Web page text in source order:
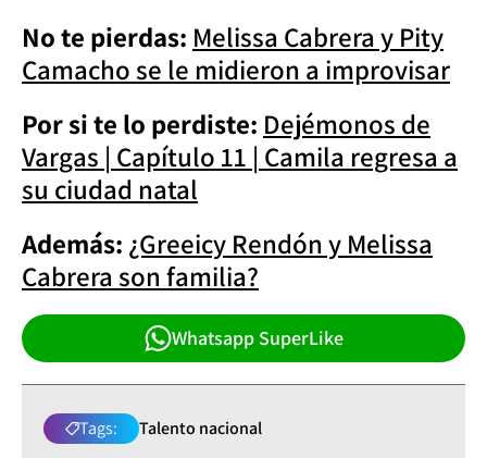
No te pierdas: Melissa Cabrera y Pity
Camacho se le midieron a improvisar
Por si te lo perdiste: Dejémonos de
Vargas | Capítulo 11 | Camila regresa a
su ciudad natal
Además: ¿Greeicy Rendón y Melissa
Cabrera son familia?
Whatsapp SuperLike
Tags: Talento nacional